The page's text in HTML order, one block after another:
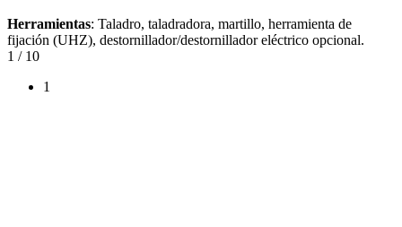
Herramientas: Taladro, taladradora, martillo, herramienta de
fijación (UHZ), destornillador/destornillador eléctrico opcional.
1 / 10
1